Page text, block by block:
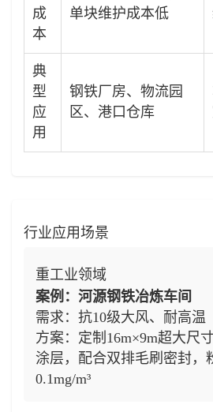
成
本
单块维护成本低
典
型
应
用
钢铁厂房、物流园
区、港口仓库
行业应用场景
重工业领域
案例：河源钢铁冶炼车间
需求：抗10级大风、耐高
方案：定制16m×9m超大尺
涂层，配合双排毛刷密封，
0.1mg/m³